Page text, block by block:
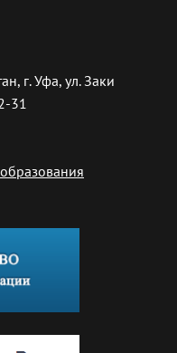
г. Уфа, ул. Заки
31